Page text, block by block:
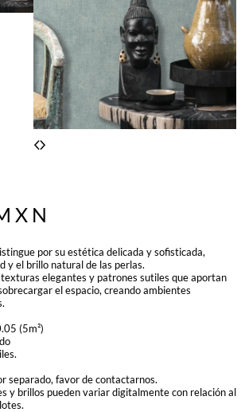
por su estética delicada y sofisticada,
y el brillo natural de las perlas.
elegantes y patrones sutiles que aportan
el espacio, creando ambientes
(5m²)
separado, favor de contactarnos.
y brillos pueden variar digitalmente con relación al